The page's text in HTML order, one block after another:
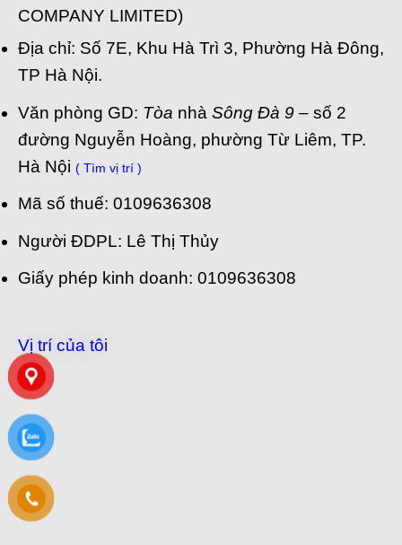
COMPANY LIMITED)
Địa chỉ: Số 7E, Khu Hà Trì 3, Phường Hà Đông,
TP Hà Nội.
Văn phòng GD: Tòa nhà Sông Đà 9 – số 2
đường Nguyễn Hoàng, phường Từ Liêm, TP.
Hà Nội ( Tìm vị trí )
Mã số thuế: 0109636308
Người ĐDPL: Lê Thị Thủy
Giấy phép kinh doanh: 0109636308
Vị trí của tôi